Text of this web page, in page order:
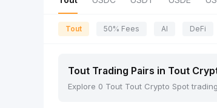
Tout 50% Fees AI DeFi
Tout Trading Pairs in Tout
Explore 0 Tout Tout Crypto Spot